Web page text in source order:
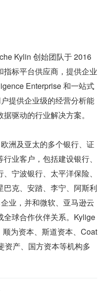
Kylin 创始团队于 2016
标平台供应商，提供企业
Enterprise 和一站式
提供企业级的经营分析能
驱动的行业解决方案。
洲及亚太的多个银行、证
业客户，包括建设银行、
宁波银行、太平洋保险、
克、安踏、李宁、阿斯利
业，并和微软、亚马逊云
球合作伙伴关系。Kylige
为资本、斯道资本、Coat
资产、国方资本等机构多